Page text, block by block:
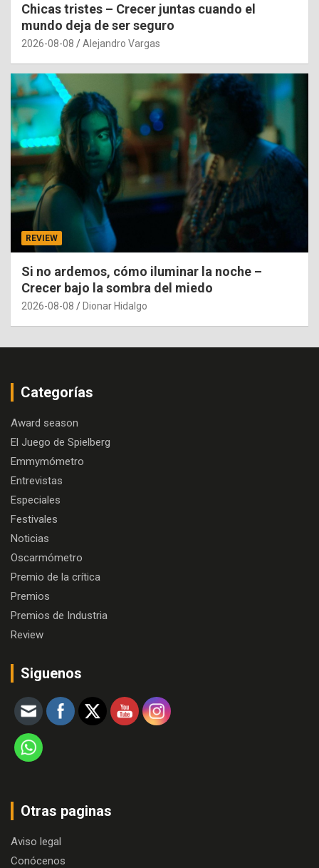
Chicas tristes – Crecer juntas cuando el
mundo deja de ser seguro
2026-08-08 Alejandro Vargas
REVIEW
Si no ardemos, cómo iluminar la noche –
Crecer bajo la sombra del miedo
2026-08-08 Dionar Hidalgo
Categorías
Award season
El Juego de Spielberg
Emmymómetro
Entrevistas
Especiales
Festivales
Noticias
Oscarmómetro
Premio de la crítica
Premios
Premios de Industria
Review
Siguenos
Otras paginas
Aviso legal
Conócenos